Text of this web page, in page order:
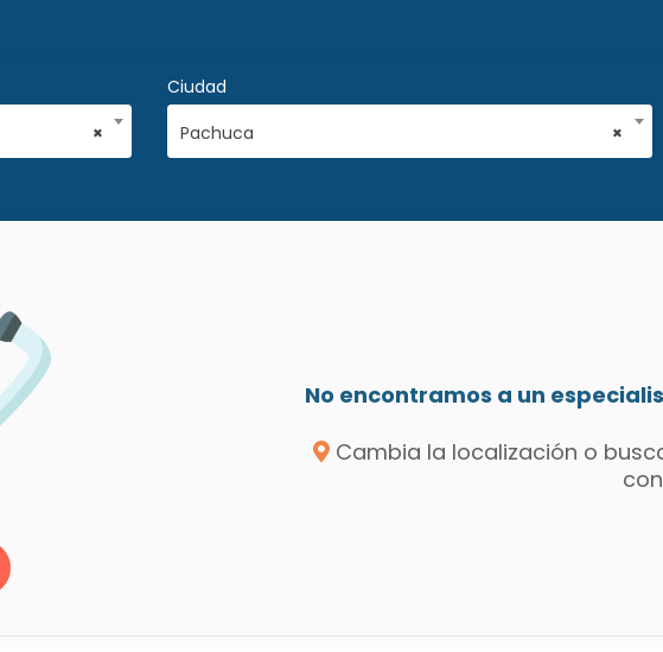
×
Ciudad
×
Pachuca
No encontramos a un
Cambia la localización o